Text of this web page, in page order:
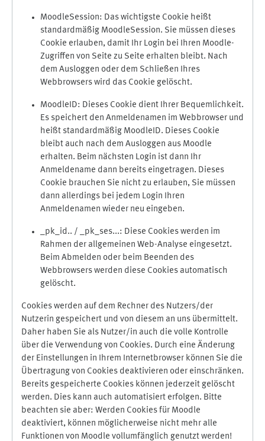
MoodleSession: Das wichtigste Cookie heißt
standardmäßig MoodleSession. Sie müssen dieses
Cookie erlauben, damit Ihr Login bei Ihren Moodle-
Zugriffen von Seite zu Seite erhalten bleibt. Nach
dem Ausloggen oder dem Schließen Ihres
Webbrowsers wird das Cookie gelöscht.
MoodleID: Dieses Cookie dient Ihrer Bequemlichkeit.
Es speichert den Anmeldenamen im Webbrowser und
heißt standardmäßig MoodleID. Dieses Cookie
bleibt auch nach dem Ausloggen aus Moodle
erhalten. Beim nächsten Login ist dann Ihr
Anmeldename dann bereits eingetragen. Dieses
Cookie brauchen Sie nicht zu erlauben, Sie müssen
dann allerdings bei jedem Login Ihren
Anmeldenamen wieder neu eingeben.
_pk_id.. / _pk_ses...: Diese Cookies werden im
Rahmen der allgemeinen Web-Analyse eingesetzt.
Beim Abmelden oder beim Beenden des
Webbrowsers werden diese Cookies automatisch
gelöscht.
Cookies werden auf dem Rechner des Nutzers/der
Nutzerin gespeichert und von diesem an uns übermittelt.
Daher haben Sie als Nutzer/in auch die volle Kontrolle
über die Verwendung von Cookies. Durch eine Änderung
der Einstellungen in Ihrem Internetbrowser können Sie die
Übertragung von Cookies deaktivieren oder einschränken.
Bereits gespeicherte Cookies können jederzeit gelöscht
werden. Dies kann auch automatisiert erfolgen. Bitte
beachten sie aber: Werden Cookies für Moodle
deaktiviert, können möglicherweise nicht mehr alle
Funktionen von Moodle vollumfänglich genutzt werden!